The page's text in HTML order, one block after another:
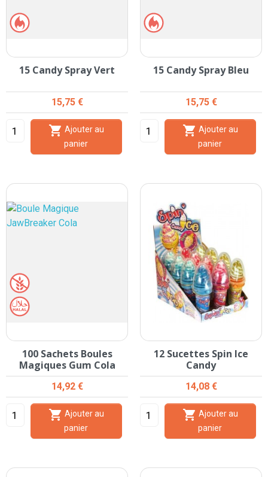
15 Candy Spray Vert
Prix
15,75 €

panier
15 Candy Spray Bleu
Prix
15,75 €

panier
100 Sachets Boules
Magiques Gum Cola
Prix
14,92 €

panier
12 Sucettes Spin Ice
Candy
Prix
14,08 €

panier